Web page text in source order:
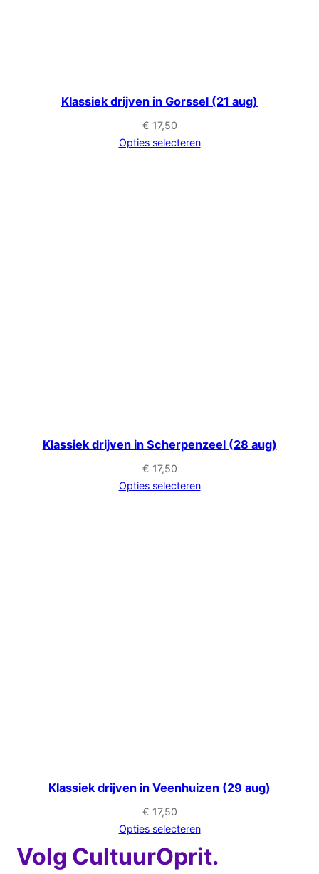
Klassiek drijven in Gorssel (21 aug)
€ 17,50
Opties selecteren
Klassiek drijven in Scherpenzeel (28 aug)
€ 17,50
Opties selecteren
Klassiek drijven in Veenhuizen (29 aug)
€ 17,50
Opties selecteren
Volg CultuurOprit.